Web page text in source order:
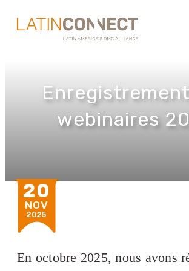
webinaires
20
NOV
2025
En octobre 2025, nous avons